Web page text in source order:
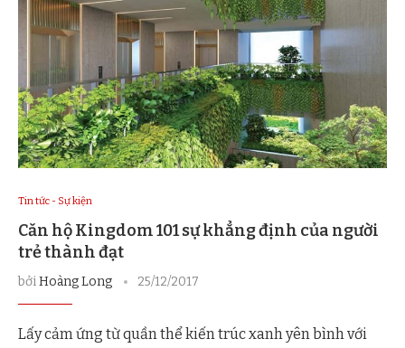
Tin tức - Sự kiện
Căn hộ Kingdom 101 sự khẳng định của người
trẻ thành đạt
bởiHoàng Long 25/12/2017
Lấy cảm ứng từ quần thể kiến trúc xanh yên bình với